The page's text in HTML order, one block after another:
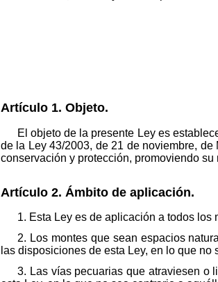
Artículo 1. Objeto.
El objeto de la presente Ley es
de la Ley 43/2003, de 21 de noviembre,
conservación y protección, promoviendo
Artículo 2. Ámbito de aplicación.
1. Esta Ley es de aplicación a todos
2. Los montes que sean espacios
las disposiciones de esta Ley, en lo que no
3. Las vías pecuarias que atraviesen o